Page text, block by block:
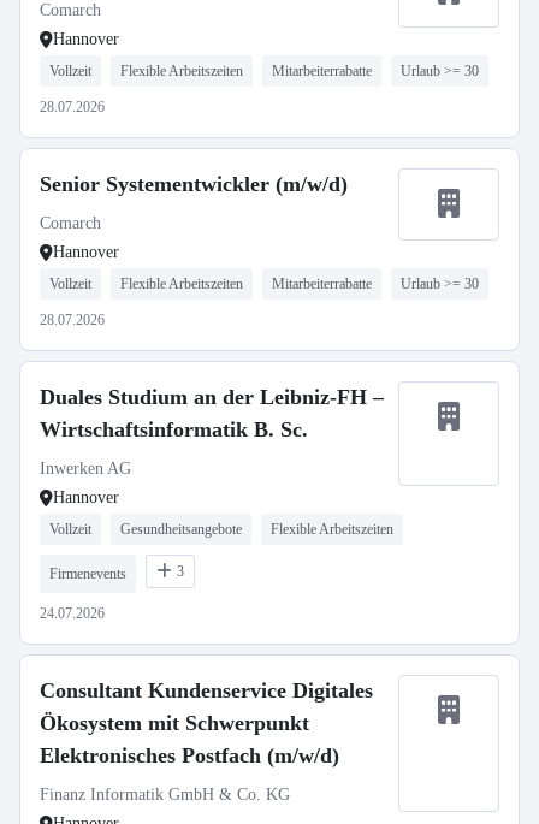
Comarch
Hannover
Vollzeit Flexible Arbeitszeiten Mitarbeiterrabatte Urlaub >= 30
28.07.2026
Senior Systementwickler (m/w/d)
Comarch
Hannover
Vollzeit Flexible Arbeitszeiten Mitarbeiterrabatte Urlaub >= 30
28.07.2026
Duales Studium an der Leibniz-FH –
Wirtschaftsinformatik B. Sc.
Inwerken AG
Hannover
Vollzeit Gesundheitsangebote Flexible Arbeitszeiten
Firmenevents 3
24.07.2026
Consultant Kundenservice Digitales
Ökosystem mit Schwerpunkt
Elektronisches Postfach (m/w/d)
Finanz Informatik GmbH & Co. KG